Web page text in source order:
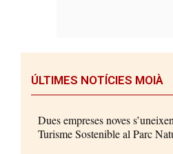
ÚLTIMES NOTÍCIES MOIÀ
Dues empreses noves
Turisme Sostenible al Parc